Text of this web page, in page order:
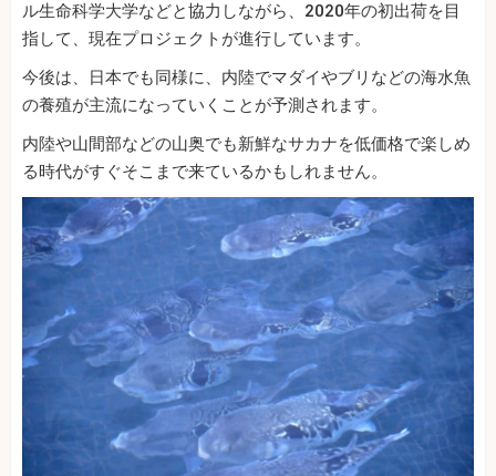
ル生命科学大学などと協力しながら、2020年の初出荷を目
指して、現在プロジェクトが進行しています。
今後は、日本でも同様に、内陸でマダイやブリなどの海水魚
の養殖が主流になっていくことが予測されます。
内陸や山間部などの山奥でも新鮮なサカナを低価格で楽しめ
る時代がすぐそこまで来ているかもしれません。